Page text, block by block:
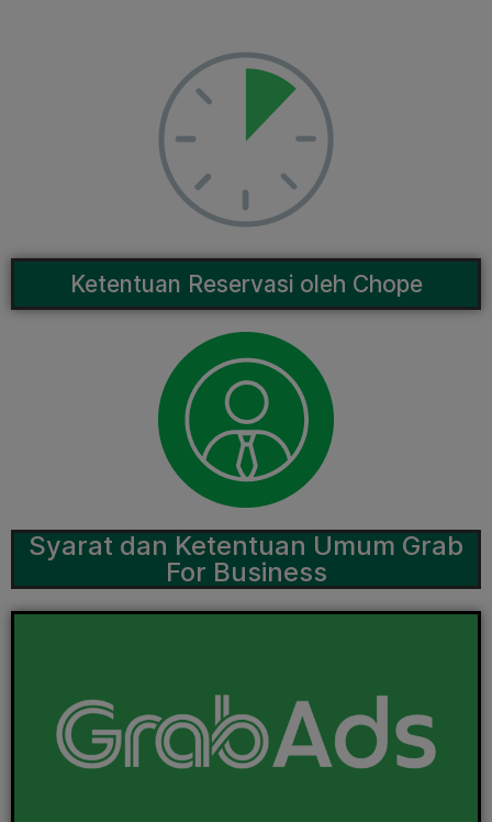
Ketentuan Reservasi oleh Chope
Syarat dan Ketentuan Umum Grab
For Business